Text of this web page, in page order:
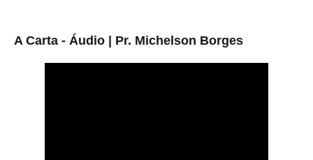
A Carta - Áudio | Pr. Michelson Borges